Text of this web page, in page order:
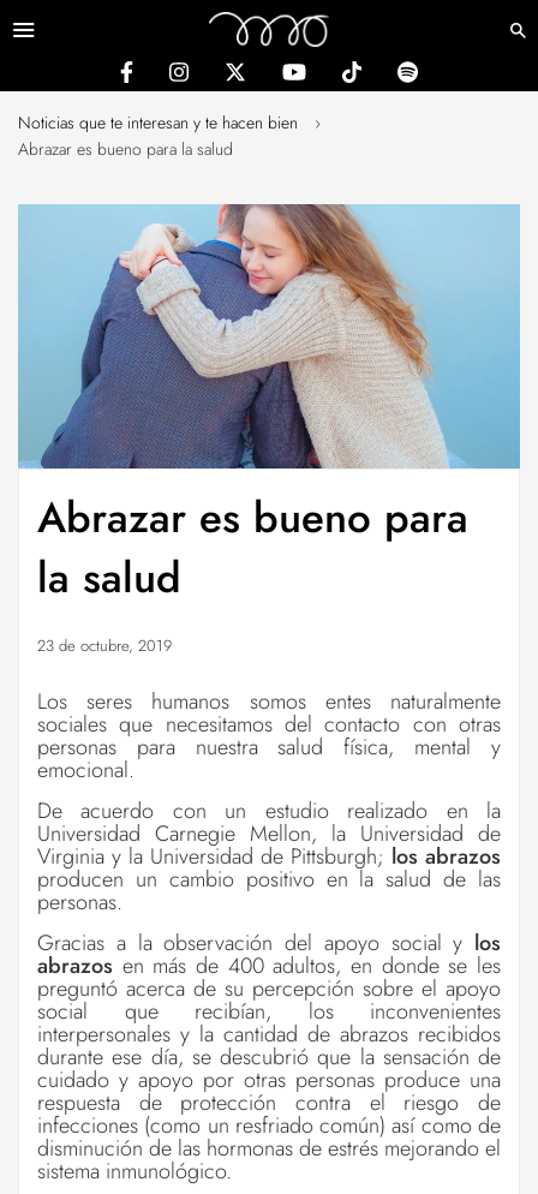
Noticias que te interesan y te hacen bien
›
Abrazar es bueno para la salud
Abrazar es bueno para
la salud
23 de octubre, 2019
Los seres humanos somos entes naturalmente
sociales que necesitamos del contacto con otras
personas para nuestra salud física, mental y
emocional.
De acuerdo con un estudio realizado en la
Universidad Carnegie Mellon, la Universidad de
Virginia y la Universidad de Pittsburgh; los abrazos
producen un cambio positivo en la salud de las
personas.
Gracias a la observación del apoyo social y los
abrazos en más de 400 adultos, en donde se les
preguntó acerca de su percepción sobre el apoyo
social que recibían, los inconvenientes
interpersonales y la cantidad de abrazos recibidos
durante ese día, se descubrió que la sensación de
cuidado y apoyo por otras personas produce una
respuesta de protección contra el riesgo de
infecciones (como un resfriado común) así como de
disminución de las hormonas de estrés mejorando el
sistema inmunológico.